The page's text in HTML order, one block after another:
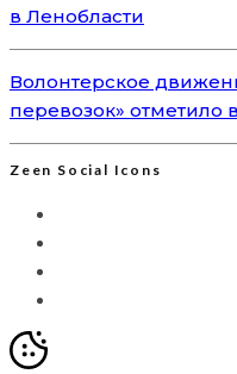
в Ленобласти
Волонтерское
перевозок»
Zeen Social Icons